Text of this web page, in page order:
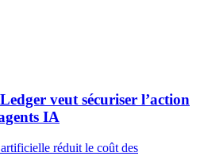
veut sécuriser l’action
IA
réduit le coût des